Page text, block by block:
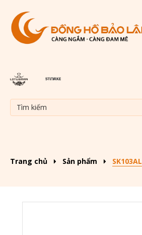
Trang chủ Sản phẩm SK103AL